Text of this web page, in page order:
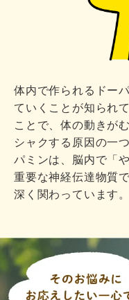
体内で作られるドー
ていくことが知られ
ことで、体の動きが
シャクする原因の一
パミンは、脳内で「
重要な神経伝達物質
深く関わっています。